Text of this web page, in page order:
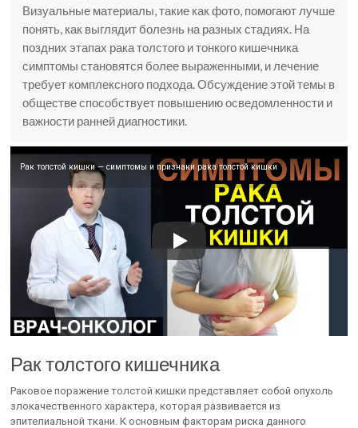
Визуальные материалы, такие как фото, помогают лучше
понять, как выглядит болезнь на разных стадиях. На
поздних этапах рака толстого и тонкого кишечника
симптомы становятся более выраженными, и лечение
требует комплексного подхода. Обсуждение этой темы в
обществе способствует повышению осведомленности и
важности ранней диагностики.
Рак толстой кишки — симптомы и признаки рака толстой кишки
Рак толстого кишечника
Раковое поражение толстой кишки представляет собой опухоль
злокачественного характера, которая развивается из
эпителиальной ткани. К основным факторам риска данного